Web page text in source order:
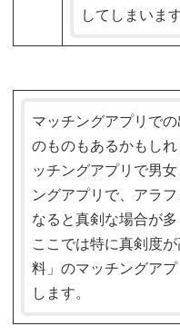
してしまいま
マッチングアプリで
のものもあるかもし
ッチングアプリで男
ングアプリで、アラ
なると真剣な場合が多
ここでは特に真剣度
料」のマッチングア
します。